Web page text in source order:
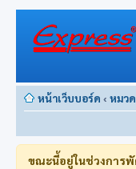
หน้าเว็บบอร์ด ‹ หมว
ขณะนี้อยู่ในช่วงการ